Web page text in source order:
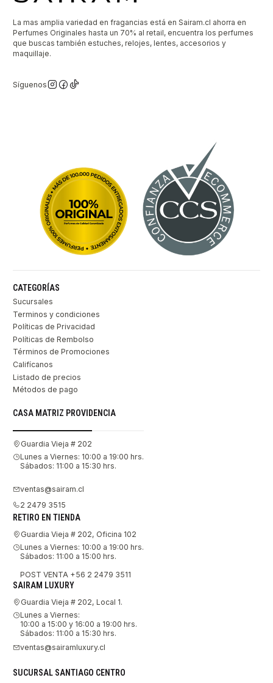
La mas amplia variedad en fragancias está en Sairam.cl ahorra en
Perfumes Originales hasta un 70% al retail, encuentra los perfumes
que buscas también estuches, relojes, lentes, accesorios y
maquillaje.
Síguenos
CATEGORÍAS
Sucursales
Terminos y condiciones
Políticas de Privacidad
Políticas de Rembolso
Términos de Promociones
Califícanos
Listado de precios
Métodos de pago
CASA MATRIZ PROVIDENCIA
Guardia Vieja # 202
Lunes a Viernes: 10:00 a 19:00 hrs.
Sábados: 11:00 a 15:30 hrs.
ventas@sairam.cl
2 2479 3515
RETIRO EN TIENDA
Guardia Vieja # 202, Oficina 102
Lunes a Viernes: 10:00 a 19:00 hrs.
Sábados: 11:00 a 15:00 hrs.
POST VENTA +56 2 2479 3511
SAIRAM LUXURY
Guardia Vieja # 202, Local 1.
Lunes a Viernes:
10:00 a 15:00 y 16:00 a 19:00 hrs.
Sábados: 11:00 a 15:30 hrs.
ventas@sairamluxury.cl
SUCURSAL SANTIAGO CENTRO